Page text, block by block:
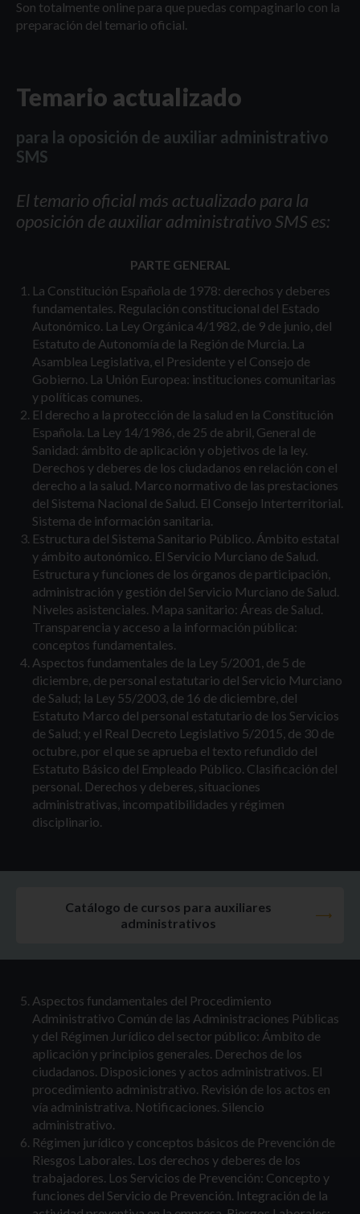
Son totalmente online para que puedas compaginarlo con la
preparación del temario oficial.
Temario actualizado
para la oposición de auxiliar administrativo
SMS
El temario oficial más actualizado para la
oposición de auxiliar administrativo SMS es:
PARTE GENERAL
La Constitución Española de 1978: derechos y deberes
fundamentales. Regulación constitucional del Estado
Autonómico. La Ley Orgánica 4/1982, de 9 de junio, del
Estatuto de Autonomía de la Región de Murcia. La
Asamblea Legislativa, el Presidente y el Consejo de
Gobierno. La Unión Europea: instituciones comunitarias
y políticas comunes.
El derecho a la protección de la salud en la Constitución
Española. La Ley 14/1986, de 25 de abril, General de
Sanidad: ámbito de aplicación y objetivos de la ley.
Derechos y deberes de los ciudadanos en relación con el
derecho a la salud. Marco normativo de las prestaciones
del Sistema Nacional de Salud. El Consejo Interterritorial.
Sistema de información sanitaria.
Estructura del Sistema Sanitario Público. Ámbito estatal
y ámbito autonómico. El Servicio Murciano de Salud.
Estructura y funciones de los órganos de participación,
administración y gestión del Servicio Murciano de Salud.
Niveles asistenciales. Mapa sanitario: Áreas de Salud.
Transparencia y acceso a la información pública:
conceptos fundamentales.
Aspectos fundamentales de la Ley 5/2001, de 5 de
diciembre, de personal estatutario del Servicio Murciano
de Salud; la Ley 55/2003, de 16 de diciembre, del
Estatuto Marco del personal estatutario de los Servicios
de Salud; y el Real Decreto Legislativo 5/2015, de 30 de
octubre, por el que se aprueba el texto refundido del
Estatuto Básico del Empleado Público. Clasificación del
personal. Derechos y deberes, situaciones
administrativas, incompatibilidades y régimen
disciplinario.
Catálogo de cursos para auxiliares
administrativos
Aspectos fundamentales del Procedimiento
Administrativo Común de las Administraciones Públicas
y del Régimen Jurídico del sector público: Ámbito de
aplicación y principios generales. Derechos de los
ciudadanos. Disposiciones y actos administrativos. El
procedimiento administrativo. Revisión de los actos en
vía administrativa. Notificaciones. Silencio
administrativo.
Régimen jurídico y conceptos básicos de Prevención de
Riesgos Laborales. Los derechos y deberes de los
trabajadores. Los Servicios de Prevención: Concepto y
funciones del Servicio de Prevención. Integración de la